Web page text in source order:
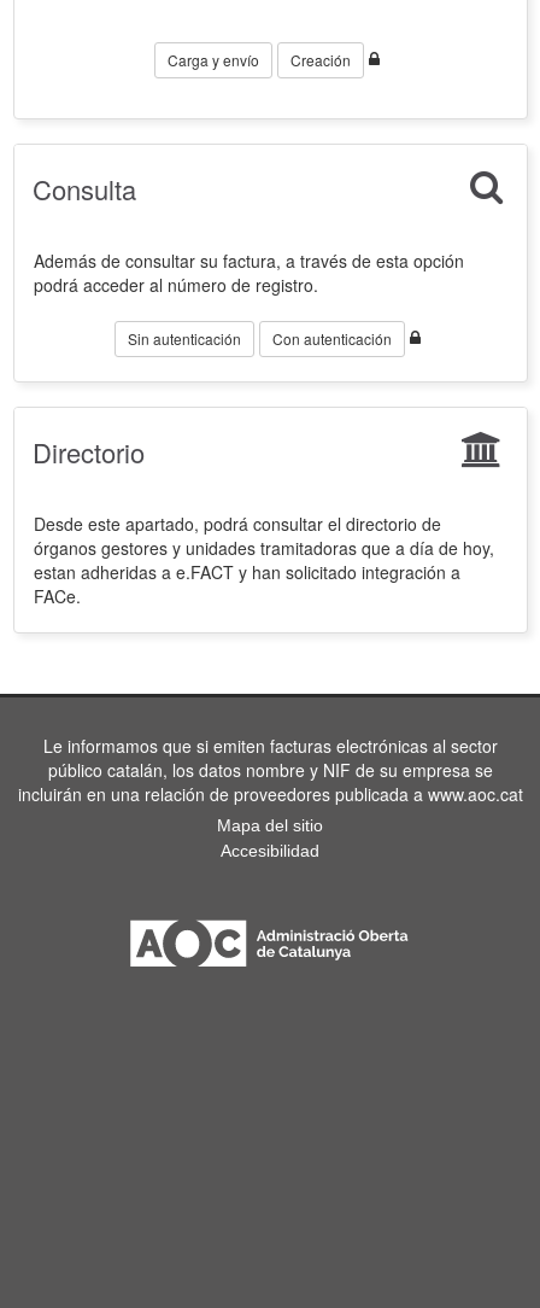
Carga y envío Creación
Consulta
Además de consultar su factura, a través de esta opción
podrá acceder al número de registro.
Sin autenticación Con autenticación
Directorio
Desde este apartado, podrá consultar el directorio de
órganos gestores y unidades tramitadoras que a día de hoy,
estan adheridas a e.FACT y han solicitado integración a
FACe.
Le informamos que si emiten facturas electrónicas al sector
público catalán, los datos nombre y NIF de su empresa se
incluirán en una relación de proveedores publicada a www.aoc.cat
Mapa del sitio
Accesibilidad